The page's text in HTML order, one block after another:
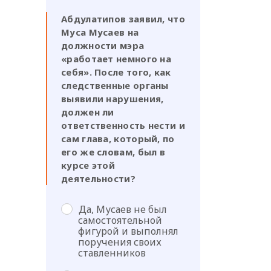
Абдулатипов заявил, что
Муса Мусаев на
должности мэра
«работает немного на
себя». После того, как
следственные органы
выявили нарушения,
должен ли
ответственность нести и
сам глава, который, по
его же словам, был в
курсе этой
деятельности?
Да, Мусаев не был
самостоятельной
фигурой и выполнял
поручения своих
ставленников